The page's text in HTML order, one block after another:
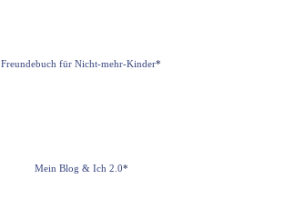
Freundebuch für Nicht-mehr-Kinder*
Mein Blog & Ich 2.0*